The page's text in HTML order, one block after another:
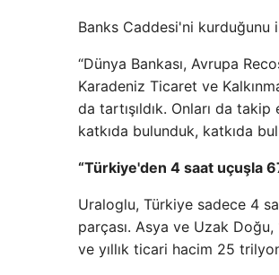
Banks Caddesi'ni kurduğunu
“Dünya Bankası, Avrupa
Karadeniz Ticaret ve
da tartışıldık. Onları da
katkıda bulunduk, katkıda
“Türkiye'den 4 saat uçuşla
Uraloglu, Türkiye sadece 4
parçası. Asya ve Uzak
ve yıllık ticari hacim 25